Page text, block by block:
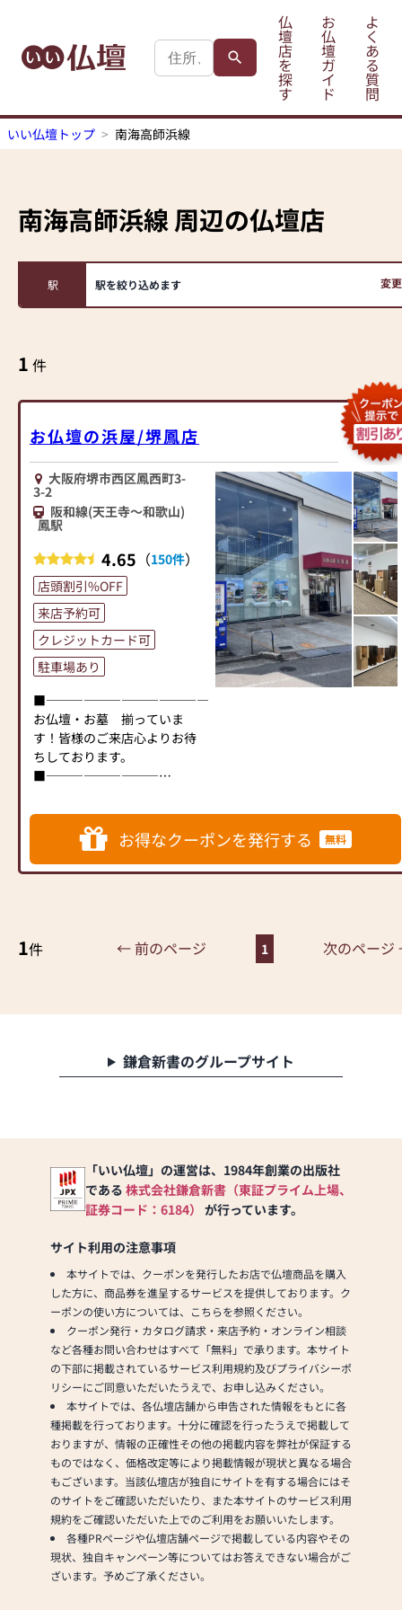
仏
壇
店
を
探
す
お
仏
壇
ガ
イ
ド
よ
く
あ
る
質
問
いい仏壇トップ 南海高師浜線
南海高師浜線周辺の仏壇店
駅 駅を絞り込めます 変更
1 件
お仏壇の浜屋/堺鳳店
大阪府堺市西区鳳西町3-
3-2
阪和線(天王寺～和歌山)
鳳駅
4.65 （150件）
店頭割引%OFF
来店予約可
クレジットカード可
駐車場あり
■―――――――――――――――――――――――――――■
お仏壇・お墓 揃っていま
す！皆様のご来店心よりお待
ちしております。
■―――――――――――――――――――――――――――■
の品揃えの店舗です。金仏壇
をはじめ、唐木仏壇、家具調
仏壇、上置型仏壇と種類だけ
でなく、いろんなサイズの仏
出張修理から、仏壇の修復の
専門知識を持った「仏事コー
クター」の資格を持つ優秀な
スタッフも多数おりますの
石 一貫しておりますので、
お気軽にご連絡頂きますよう
宜しくお願い致します。
当店ではコロナ対策として下
記の項目を実施しておりま
す。
①消毒液を設置
②従業員は手洗い・うが
い・マスクを着用
③お客様から一定の距離
④1窓やドアを開けるなどし
ての換気
⑤短縮営業等によって営業
時間を調整
以上の項目を心掛け営業して
おります。ご理解のほど宜し
くお願い致します。
お得なクーポンを発行する 無料
1件 ← 前のページ 1 次のペー
鎌倉新書のグループサイト
「いい仏壇」の運営は、1984年創業の出版社
である 株式会社鎌倉新書（東証プライム上場、
証券コード：6184） が行っています。
サイト利用の注意事項
本サイトでは、クーポンを発行したお店で仏壇商品を購入
した方に、商品券を進呈するサービスを提供しております。ク
ーポンの使い方については、こちらを参照ください。
クーポン発行・カタログ請求・来店予約・オンライン相談
など各種お問い合わせはすべて「無料」で承ります。本サイト
の下部に掲載されているサービス利用規約及びプライバシーポ
リシーにご同意いただいたうえで、お申し込みください。
本サイトでは、各仏壇店舗から申告された情報をもとに各
種掲載を行っております。十分に確認を行ったうえで掲載して
おりますが、情報の正確性その他の掲載内容を弊社が保証する
ものではなく、価格改定等により掲載情報が現状と異なる場合
もございます。当該仏壇店が独自にサイトを有する場合にはそ
のサイトをご確認いただいたり、また本サイトのサービス利用
規約をご確認いただいた上でのご利用をお願いいたします。
各種PRページや仏壇店舗ページで掲載している内容やその
現状、独自キャンペーン等についてはお答えできない場合がご
ざいます。予めご了承ください。